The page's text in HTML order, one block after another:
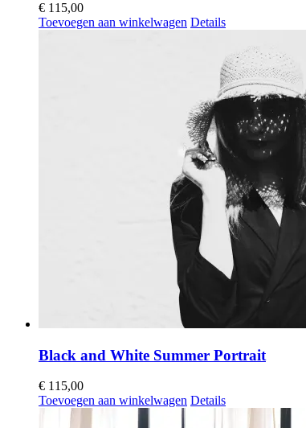
€ 115,00
Toevoegen aan winkelwagen Details
Black and White Summer Portrait
€ 115,00
Toevoegen aan winkelwagen Details